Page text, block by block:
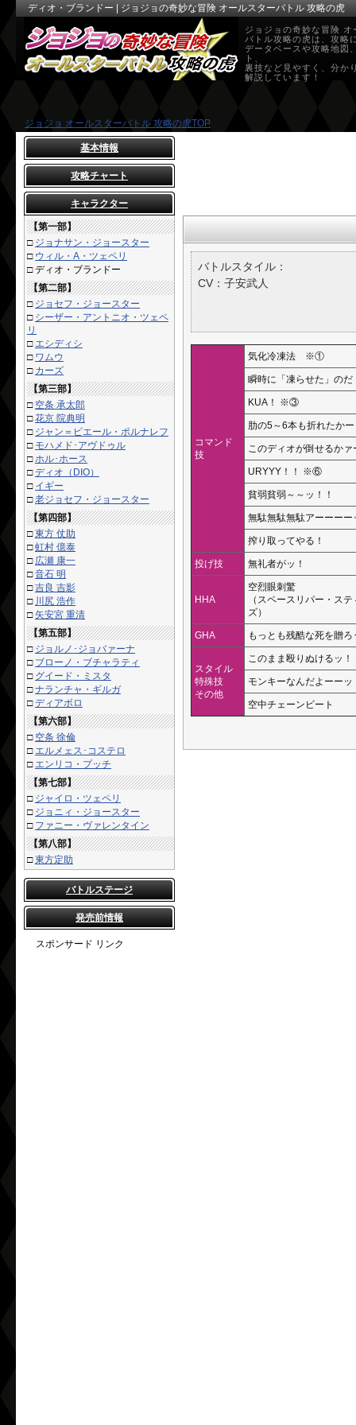
ディオ・ブランドー | ジョジョの奇妙な冒険 オールスターバトル 攻略の虎
ジョジョの奇妙な冒険 オ
バトル攻略の虎は、攻略
データベースや攻略地図
ト、
裏技など見やすく、分か
解説しています！
ジョジョ オールスターバトル 攻略の虎TOP
基本情報
攻略チャート
キャラクター
【第一部】
□ ジョナサン・ジョースター
□ ウィル・A・ツェペリ
□ディオ・ブランドー
【第二部】
□ ジョセフ・ジョースター
□ シーザー・アントニオ・ツェペ
リ
□ エシディシ
□ ワムウ
□ カーズ
【第三部】
□ 空条 承太郎
□花京 院典明
□ ジャン＝ピエール・ポルナレフ
□ モハメド･アヴドゥル
□ホル･ホース
□ディオ（DIO）
□ イギー
□老ジョセフ・ジョースター
【第四部】
□東方 仗助
□虹村 億泰
□ 広瀬 康一
□音石 明
□吉良 吉影
□ 川尻 浩作
□矢安宮 重清
【第五部】
□ ジョルノ･ジョバァーナ
□ ブローノ・ブチャラティ
□ グイード・ミスタ
□ナランチャ・ギルガ
□ディアボロ
【第六部】
□ 空条 徐倫
□ エルメェス･コステロ
□ エンリコ・プッチ
【第七部】
□ ジャイロ・ツェペリ
□ ジョニィ・ジョースター
□ ファニー・ヴァレンタイン
【第八部】
□東方定助
バトルステージ
発売前情報
スポンサード リンク
バトルスタイル：
CV：子安武人
コマンド
技
気化冷凍法 ※①
瞬時に「凍らせた」の
KUA！ ※③
肋の5～6本も折れたか
このディオが倒せるか
URYYY！！ ※⑥
貧弱貧弱～～ッ！！
無駄無駄無駄アーーーー
搾り取ってやる！
投げ技 無礼者がッ！
HHA
空烈眼刺驚
（スペースリパー・ス
ズ）
GHA もっとも残酷な死を贈ろ
スタイル
特殊技
その他
このまま殴りぬけるッ！
モンキーなんだよーーッ
空中チェーンビート